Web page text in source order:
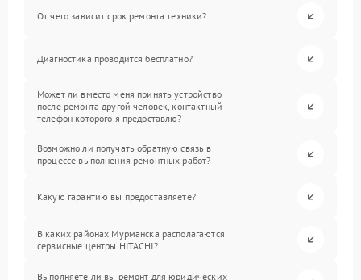
От чего зависит срок ремонта техники?
Диагностика проводится бесплатно?
Может ли вместо меня принять устройство
после ремонта другой человек, контактный
телефон которого я предоставлю?
Возможно ли получать обратную связь в
процессе выполнения ремонтных работ?
Какую гарантию вы предоставляете?
В каких районах Мурманска располагаются
сервисные центры HITACHI?
Выполняете ли вы ремонт для юридических